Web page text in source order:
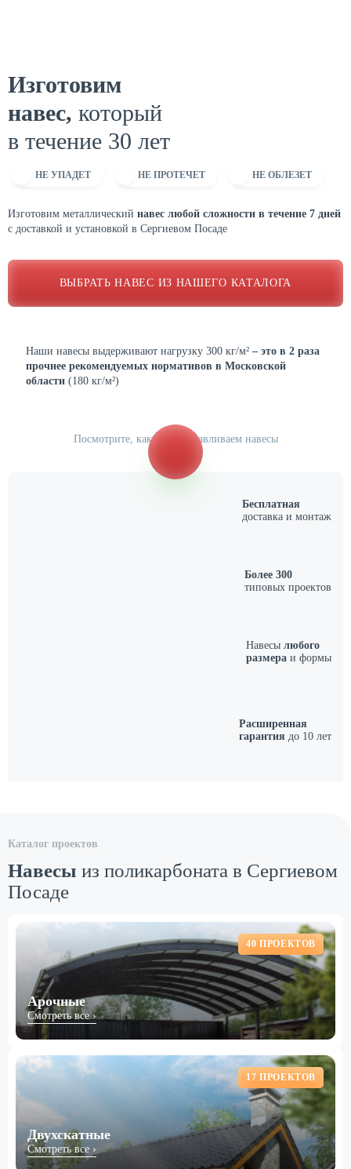
Изготовим
навес, который
в течение 30 лет
НЕ УПАДЕТ НЕ ПРОТЕЧЕТ НЕ ОБЛЕЗЕТ
Изготовим металлический навес любой сложности в течение 7 дней
с доставкой и установкой в Сергиевом Посаде
ВЫБРАТЬ НАВЕС ИЗ НАШЕГО КАТАЛОГА
Наши навесы выдерживают нагрузку 300 кг/м² – это в 2 раза
прочнее рекомендуемых нормативов в Московской
области (180 кг/м²)
Посмотрите, как мы устанавливаем навесы
Бесплатная
доставка и монтаж
Более 300
типовых проектов
Навесы любого
размера и формы
Расширенная
гарантия до 10 лет
Каталог проектов
Навесы из поликарбоната в Сергиевом
Посаде
Арочные
Смотреть все ›
40 ПРОЕКТОВ
Двухскатные
Смотреть все ›
17 ПРОЕКТОВ